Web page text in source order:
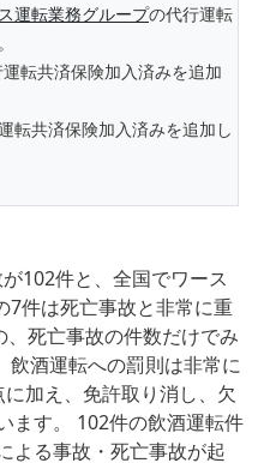
運転業務グループの代行運転
転共済保険加入済みを追加
転共済保険加入済みを追加し
102件と、全国でワース
7件は死亡事故と非常に重
死亡事故の件数だけでみ
飲酒運転への罰則は非常に
加え、免許取り消し、欠
ます。 102件の飲酒運転件
よる事故・死亡事故が起